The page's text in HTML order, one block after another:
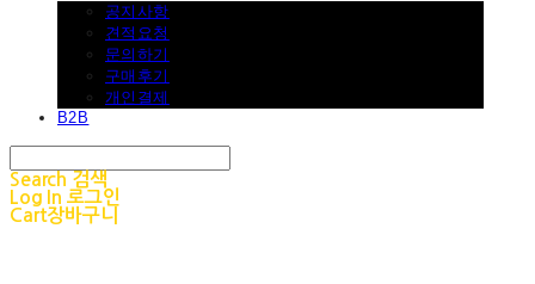
공지사항
견적요청
문의하기
구매후기
개인결제
B2B
Search 검색
Log In 로그인
Cart장바구니